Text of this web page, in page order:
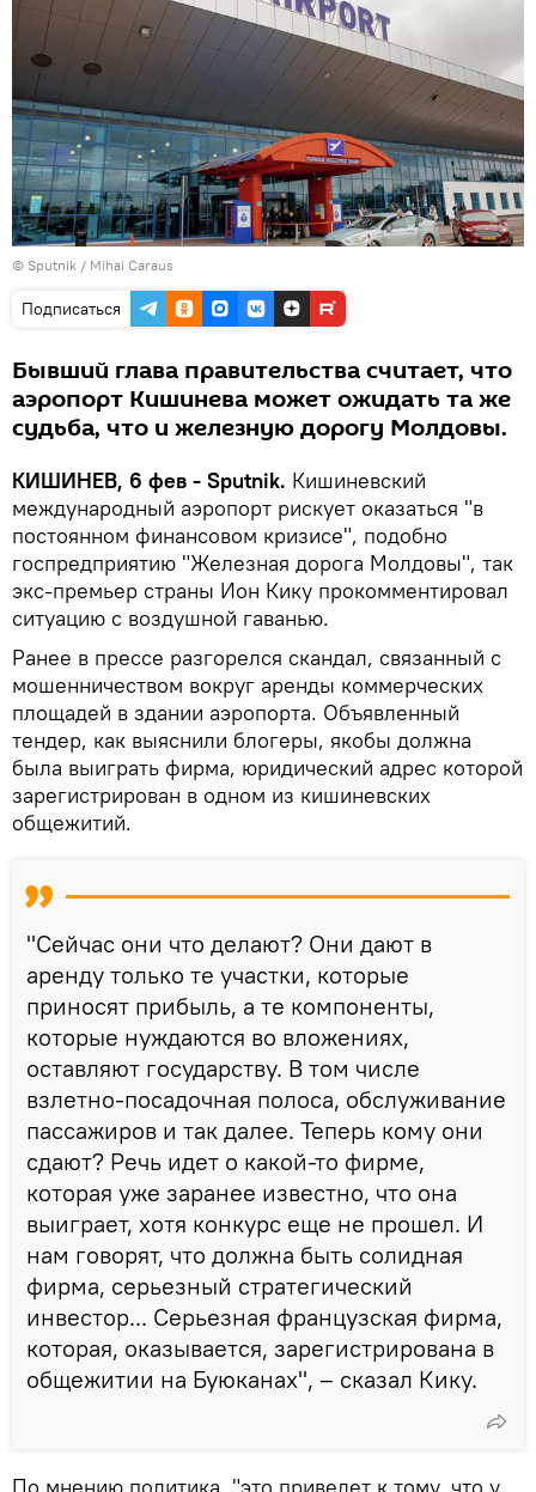
© Sputnik / Mihai Caraus
Подписаться
Бывший глава правительства считает, что
аэропорт Кишинева может ожидать та же
судьба, что и железную дорогу Молдовы.
КИШИНЕВ, 6 фев - Sputnik. Кишиневский
международный аэропорт рискует оказаться "в
постоянном финансовом кризисе", подобно
госпредприятию "Железная дорога Молдовы", так
экс-премьер страны Ион Кику прокомментировал
ситуацию с воздушной гаванью.
Ранее в прессе разгорелся скандал, связанный с
мошенничеством вокруг аренды коммерческих
площадей в здании аэропорта. Объявленный
тендер, как выяснили блогеры, якобы должна
была выиграть фирма, юридический адрес которой
зарегистрирован в одном из кишиневских
общежитий.
"Сейчас они что делают? Они дают в
аренду только те участки, которые
приносят прибыль, а те компоненты,
которые нуждаются во вложениях,
оставляют государству. В том числе
взлетно-посадочная полоса, обслуживание
пассажиров и так далее. Теперь кому они
сдают? Речь идет о какой-то фирме,
которая уже заранее известно, что она
выиграет, хотя конкурс еще не прошел. И
нам говорят, что должна быть солидная
фирма, серьезный стратегический
инвестор... Серьезная французская фирма,
которая, оказывается, зарегистрирована в
общежитии на Буюканах", – сказал Кику.
По мнению политика, "это приведет к тому, что у